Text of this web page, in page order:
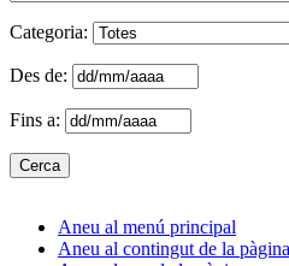
Categoria:
Des de:
Fins a:
Aneu al menú principal
Aneu al contingut de la pàgina